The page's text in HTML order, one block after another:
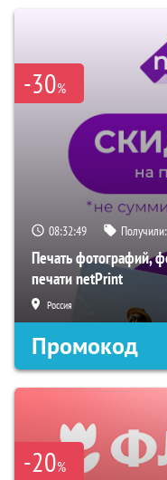
-30%
08:32:48 Получили:
Печать фотографий,
печати netPrint
Россия
Промокод
-20%